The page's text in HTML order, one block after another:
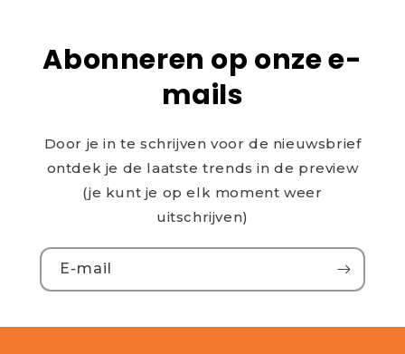
Abonneren op onze e-
mails
Door je in te schrijven voor de nieuwsbrief
ontdek je de laatste trends in de preview
(je kunt je op elk moment weer
uitschrijven)
E‑mail